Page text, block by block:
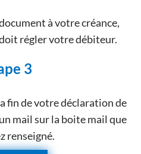
à votre créance,
régler votre débiteur.
3
fin de votre déclaration de
mail sur la boite mail que
renseigné.